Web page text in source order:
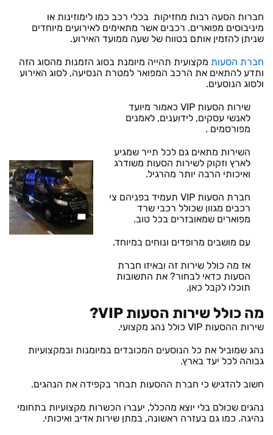
חברות הסעה רבות מחזיקות בכלי רכב כמו לימוזינות או
מיניבוסים מפוארים. רכבים אשר מתאימים לאירועים מיוחדים
שניתן להזמין אותם בטווח של שעה ממועד האירוע.
חברת הסעות מקצועית תהייה מיומנת בסוג הזמנות מהסוג הזה
ותדע להתאים את הרכב המפואר למטרת הנסיעה, לסוג האירוע
ולסוג הנוסעים.
שירות הסעות VIP כאמור מיועד
לאנשי עסקים, לידוענים, לאמנים
מפורסמים .
השירות מתאים גם לכל תייר שמגיע
לארץ וזקוק לשירות הסעות משודרג
ואיכותי הרבה יותר מהרגיל.
חברת הסעות VIP תעמיד בפניהם צי
רכבים מגוון שכולל רכבי שרד
מפוארים שמאובזרים בכל טוב.
עם מושבים מרופדים ונוחים במיוחד.
אז מה כולל שירות זה ובאיזו חברת
הסעות כדאי לבחור? את התשובות
תוכלו לקבל כאן.
מה כולל שירות הסעות VIP?
שירות ההסעות VIP כולל נהג מקצועי.
נהג שמוביל את כל הנוסעים המכובדים במיומנות ובמקצועיות
גבוהה לכל יעד בארץ.
חשוב להדגיש כי חברת ההסעות תבחר בקפידה את הנהגים.
נהגים שכולם בלי יוצא מהכלל, יעברו הכשרות מקצועיות בתחומי
נהיגה. כמו גם בעזרה ראשונה, במתן שירות אדיב ואיכותי.